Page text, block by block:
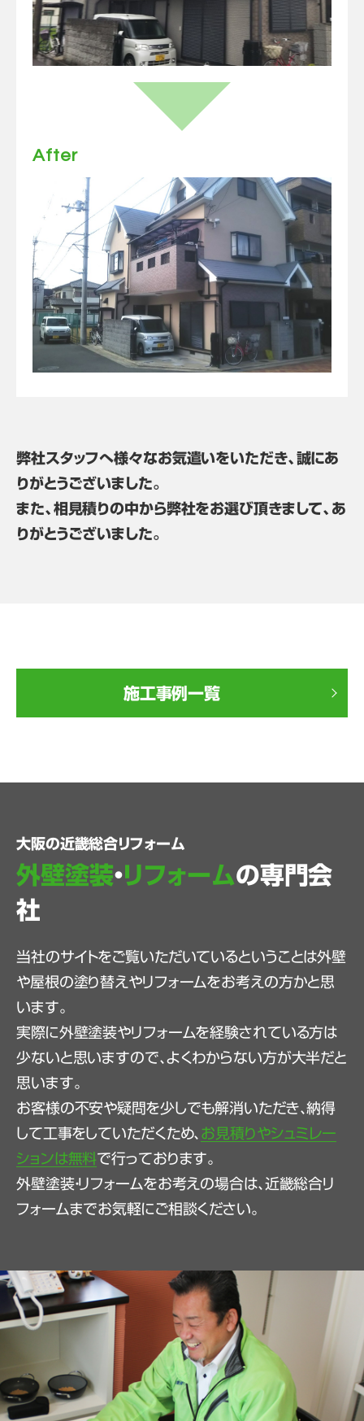
After
弊社スタッフへ様々なお気遣いをいただき、誠にあ
りがとうございました。
また、相見積りの中から弊社をお選び頂きまして、あ
りがとうございました。
施工事例一覧
大阪の近畿総合リフォーム
外壁塗装・リフォームの専門会
社
当社のサイトをご覧いただいているということは外壁
や屋根の塗り替えやリフォームをお考えの方かと思
います。
実際に外壁塗装やリフォームを経験されている方は
少ないと思いますので、よくわからない方が大半だと
思います。
お客様の不安や疑問を少しでも解消いただき、納得
して工事をしていただくため、 お見積りやシュミレー
ションは無料で行っております。
外壁塗装・リフォームをお考えの場合は、近畿総合リ
フォームまでお気軽にご相談ください。